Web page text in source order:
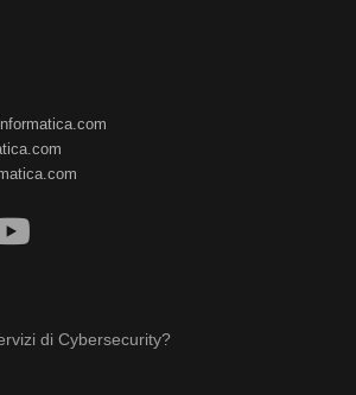
di Cybersecurity?